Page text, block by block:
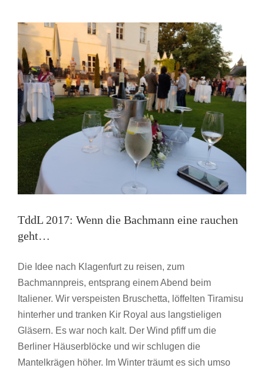
TddL 2017: Wenn die Bachmann eine rauchen
geht…
Die Idee nach Klagenfurt zu reisen, zum
Bachmannpreis, entsprang einem Abend beim
Italiener. Wir verspeisten Bruschetta, löffelten Tiramisu
hinterher und tranken Kir Royal aus langstieligen
Gläsern. Es war noch kalt. Der Wind pfiff um die
Berliner Häuserblöcke und wir schlugen die
Mantelkrägen höher. Im Winter träumt es sich umso